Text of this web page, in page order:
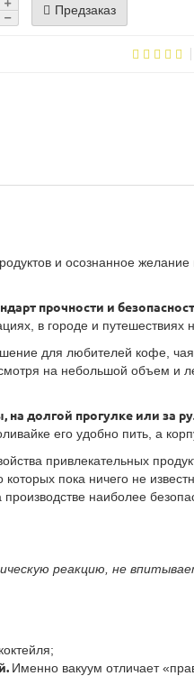
Предзаказ
и осознанное желание
прочности и
в городе и путешествиях
для любителей кофе,
на небольшой объем и
на долгой прогулке или за
его удобно пить, а
привлекательных
пока ничего не
наиболее
реакцию, не
Именно вакуум отличает